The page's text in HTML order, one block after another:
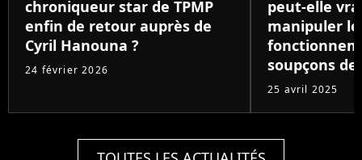
chroniqueur star de TPMP
enfin de retour auprès de
Cyril Hanouna ?
24 février 2026
peut-elle
manipuler
soupçons
25 avril 2025